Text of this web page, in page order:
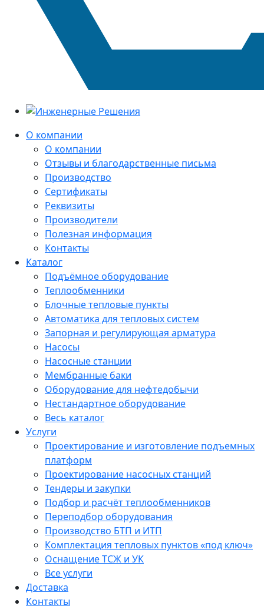
О компании
О компании
Отзывы и благодарственные письма
Производство
Сертификаты
Реквизиты
Производители
Полезная информация
Контакты
Каталог
Подъёмное оборудование
Теплообменники
Блочные тепловые пункты
Автоматика для тепловых систем
Запорная и регулирующая арматура
Насосы
Насосные станции
Мембранные баки
Оборудование для нефтедобычи
Нестандартное оборудование
Весь каталог
Услуги
Проектирование и изготовление подъемных
платформ
Проектирование насосных станций
Тендеры и закупки
Подбор и расчёт теплообменников
Переподбор оборудования
Производство БТП и ИТП
Комплектация тепловых пунктов «под ключ»
Оснащение ТСЖ и УК
Все услуги
Доставка
Контакты